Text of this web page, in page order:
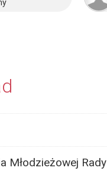
Młodzieżowej Rady